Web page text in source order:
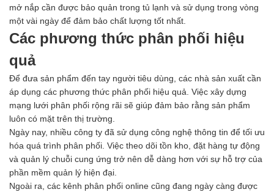
mở nắp cần được bảo quản trong tủ lạnh và sử dụng trong vòng
một vài ngày để đảm bảo chất lượng tốt nhất.
Các phương thức phân phối hiệu
quả
Để đưa sản phẩm đến tay người tiêu dùng, các nhà sản xuất cần
áp dụng các phương thức phân phối hiệu quả. Việc xây dựng
mạng lưới phân phối rộng rãi sẽ giúp đảm bảo rằng sản phẩm
luôn có mặt trên thị trường.
Ngày nay, nhiều công ty đã sử dụng công nghệ thông tin để tối ưu
hóa quá trình phân phối. Việc theo dõi tồn kho, đặt hàng tự động
và quản lý chuỗi cung ứng trở nên dễ dàng hơn với sự hỗ trợ của
phần mềm quản lý hiện đại.
Ngoài ra, các kênh phân phối online cũng đang ngày càng được